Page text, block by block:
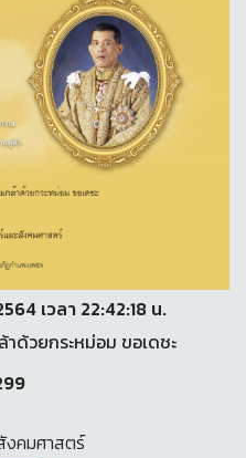
เวลา 22:42:18 น.
ด้วยกระหม่อม ขอเดชะ
งคมศาสตร์